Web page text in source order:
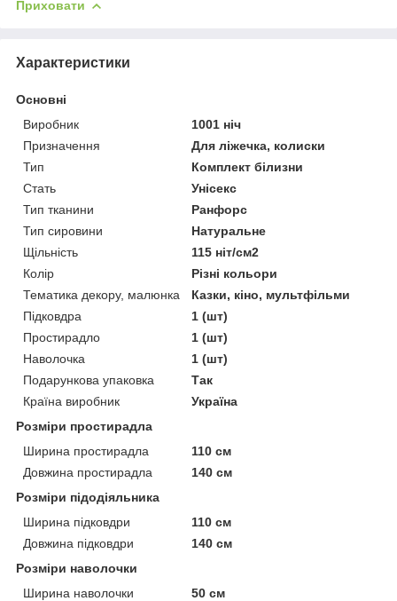
Приховати
Характеристики
Основні
Виробник
1001 ніч
Призначення
Для ліжечка, колиски
Тип
Комплект білизни
Стать
Унісекс
Тип тканини
Ранфорс
Тип сировини
Натуральне
Щільність
115 ніт/см2
Колір
Різні кольори
Тематика декору, малюнка
Казки, кіно, мультфільми
Підковдра
1 (шт)
Простирадло
1 (шт)
Наволочка
1 (шт)
Подарункова упаковка
Так
Країна виробник
Україна
Розміри простирадла
Ширина простирадла
110 см
Довжина простирадла
140 см
Розміри підодіяльника
Ширина підковдри
110 см
Довжина підковдри
140 см
Розміри наволочки
Ширина наволочки
50 см